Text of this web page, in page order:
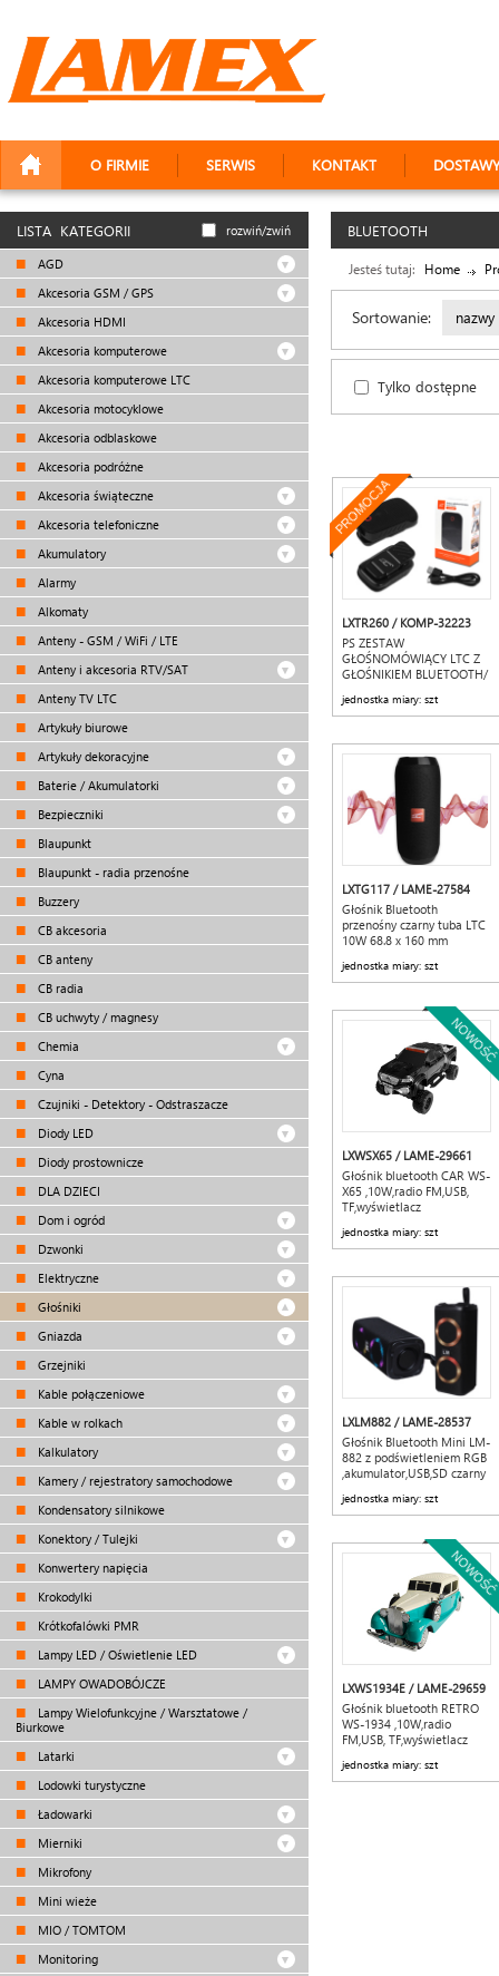
O FIRMIE SERWIS KONTAKT DOSTAWY
LISTA KATEGORII rozwiń/zwiń
AGD
Akcesoria GSM / GPS
Akcesoria HDMI
Akcesoria komputerowe
Akcesoria komputerowe LTC
Akcesoria motocyklowe
Akcesoria odblaskowe
Akcesoria podróżne
Akcesoria świąteczne
Akcesoria telefoniczne
Akumulatory
Alarmy
Alkomaty
Anteny - GSM / WiFi / LTE
Anteny i akcesoria RTV/SAT
Anteny TV LTC
Artykuły biurowe
Artykuły dekoracyjne
Baterie / Akumulatorki
Bezpieczniki
Blaupunkt
Blaupunkt - radia przenośne
Buzzery
CB akcesoria
CB anteny
CB radia
CB uchwyty / magnesy
Chemia
Cyna
Czujniki - Detektory - Odstraszacze
Diody LED
Diody prostownicze
DLA DZIECI
Dom i ogród
Dzwonki
Elektryczne
Głośniki
Gniazda
Grzejniki
Kable połączeniowe
Kable w rolkach
Kalkulatory
Kamery / rejestratory samochodowe
Kondensatory silnikowe
Konektory / Tulejki
Konwertery napięcia
Krokodylki
Krótkofalówki PMR
Lampy LED / Oświetlenie LED
LAMPY OWADOBÓJCZE
Lampy Wielofunkcyjne / Warsztatowe /
Biurkowe
Latarki
Lodowki turystyczne
Ładowarki
Mierniki
Mikrofony
Mini wieże
MIO / TOMTOM
Monitoring
BLUETOOTH
Jesteś tutaj: Home
Sortowanie: nazwy
Tylko dostępne
PROMOCJA
LXTR260 / KOMP-32223
PS ZESTAW
GŁOŚNOMÓWIĄCY LTC Z
GŁOŚNIKIEM BLUETOOTH/
C 600mAh
jednostka miary: szt
LXTG117 / LAME-27584
Głośnik Bluetooth
przenośny czarny tuba LTC
10W 68.8 x 160 mm
jednostka miary: szt
NOWOŚĆ
LXWSX65 / LAME-29661
Głośnik bluetooth CAR WS-
X65 ,10W,radio FM,USB,
TF,wyświetlacz
1500mAh,czarny
jednostka miary: szt
LXLM882 / LAME-28537
Głośnik Bluetooth Mini LM-
882 z podświetleniem RGB
,akumulator,USB,SD czarny
jednostka miary: szt
NOWOŚĆ
LXWS1934E / LAME-29659
Głośnik bluetooth RETRO
WS-1934 ,10W,radio
FM,USB, TF,wyświetlacz
1500mAh,szmaragdowo-
biały
jednostka miary: szt